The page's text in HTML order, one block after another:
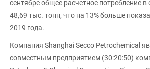
сентябре общее расчетное потребление в
48,69 тыс. тонн, что на 13% больше
2019 года.
Компания Shanghai Secco Petrochemical
совместным предприятием (30:20:50)